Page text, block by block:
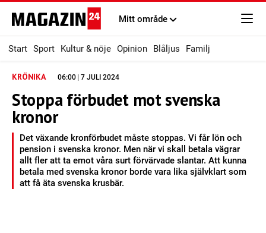
Mitt område
Start Sport Kultur & nöje Opinion Blåljus Familj
KRÖNIKA 06:00 | 7 JULI 2024
Stoppa förbudet mot svenska
kronor
Det växande kronförbudet måste stoppas. Vi får lön och
pension i svenska kronor. Men när vi skall betala vägrar
allt fler att ta emot våra surt förvärvade slantar. Att kunna
betala med svenska kronor borde vara lika självklart som
att få äta svenska krusbär.